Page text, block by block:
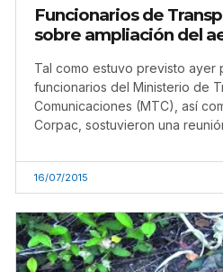
Funcionarios de
sobre ampliación del
Tal como estuvo previsto ayer
funcionarios del Ministerio de
Comunicaciones (MTC), así
Corpac, sostuvieron una
16/07/2015